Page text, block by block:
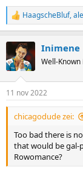
R
e
t
i
s
:
HaagscheBluf,
Inimene
Well-
11 nov 2022
chicagodude zei:
Too bad there is
that would be gal-
Rowomance?